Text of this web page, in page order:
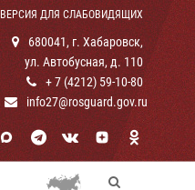
ВЕРСИЯ ДЛЯ СЛАБОВИДЯЩИХ
680041, г. Хабаровск,
ул. Автобусная, д. 110
+ 7 (4212) 59-10-80
info27@rosguard.gov.ru